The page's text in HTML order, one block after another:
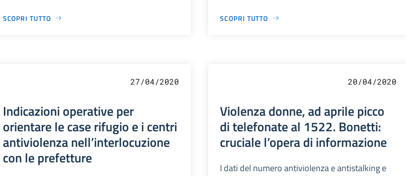
SCOPRI TUTTO SCOPRI TUTTO
27/04/2020
Indicazioni operative per
orientare le case rifugio e i centri
antiviolenza nell’interlocuzione
con le prefetture
20/04/2020
Violenza donne, ad aprile picco
di telefonate al 1522. Bonetti:
cruciale l’opera di informazione
I dati del numero antiviolenza e antistalking e